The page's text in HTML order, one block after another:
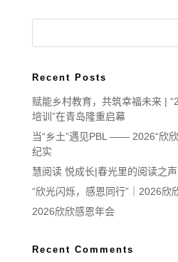
Recent Posts
赋能乡村教育，共筑幸福未来 |
培训”在青岛隆重启幕
当“乡土”遇见PBL —— 2026“欣
纪实
慧阅读 悦成长|春光里的阅读之声
“欣光闪烁，感恩同行”｜2026欣
2026欣欣感恩年会
Recent Comments